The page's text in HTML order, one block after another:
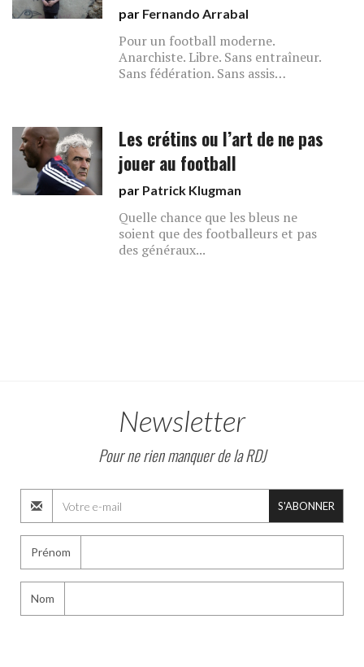
par Fernando Arrabal
Pour un football moderne.
Anarchiste. Libre. Sans entraîneur.
Sans fédération. Sans assis…
Les crétins ou l’art de ne pas
jouer au football
par Patrick Klugman
Quelle chance que les bleus ne
soient que des footballeurs et pas
des généraux...
Newsletter
Pour ne rien manquer de la RDJ
S'ABONNER
Prénom
Nom